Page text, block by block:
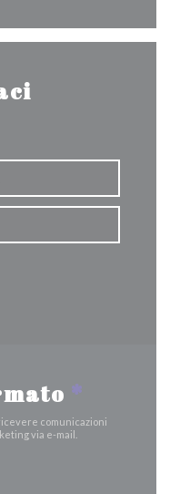
*
comunicazioni
via e-mail.